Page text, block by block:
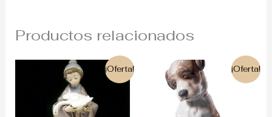
Productos relacionados
¡Oferta!
precio
original
era:
260€.
El
precio
actual
es:
220€.
¡Oferta!
El
precio
original
era:
130€.
El
precio
actual
es:
120€.